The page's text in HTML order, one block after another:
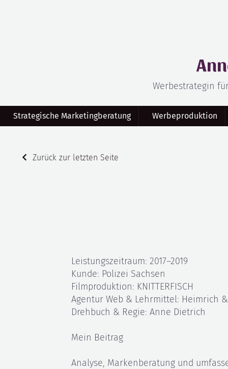
Werbestrategin
Strategische Marketingberatung Werbeproduktion
Zurück zur letzten Seite
Leistungszeitraum: 2017–2019
Kunde: Polizei Sachsen
Filmproduktion: KNITTERFISCH
Agentur Web & Lehrmittel: Heimrich
Drehbuch & Regie: Anne Dietrich
Mein Beitrag
Analyse, Markenberatung und